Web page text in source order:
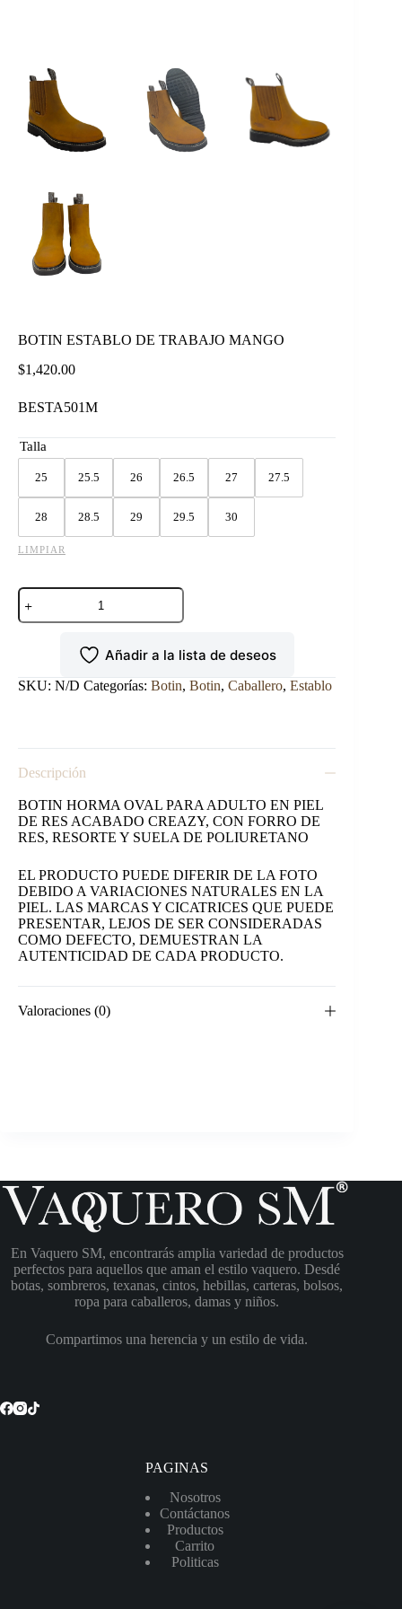
BOTIN ESTABLO DE TRABAJO MANGO
$1,420.00
BESTA501M
Talla
25 25.5 26 26.5 27 27.5
28 28.5 29 29.5 30
LIMPIAR
BOTIN
ESTABLO
DE
Añadir a la lista de deseos
SKU: N/D Categorías: Botin, Botin, Caballero, Establo
Descripción
BOTIN HORMA OVAL PARA ADULTO EN PIEL
DE RES ACABADO CREAZY, CON FORRO DE
RES, RESORTE Y SUELA DE POLIURETANO
EL PRODUCTO PUEDE DIFERIR DE LA FOTO
DEBIDO A VARIACIONES NATURALES EN LA
PIEL. LAS MARCAS Y CICATRICES QUE PUEDE
PRESENTAR, LEJOS DE SER CONSIDERADAS
COMO DEFECTO, DEMUESTRAN LA
AUTENTICIDAD DE CADA PRODUCTO.
Valoraciones (0)
En Vaquero SM, encontrarás amplia variedad de productos
perfectos para aquellos que aman el estilo vaquero. Desdé
botas, sombreros, texanas, cintos, hebillas, carteras, bolsos,
ropa para caballeros, damas y niños.
Compartimos una herencia y un estilo de vida.
PAGINAS
Nosotros
Contáctanos
Productos
Carrito
Politicas